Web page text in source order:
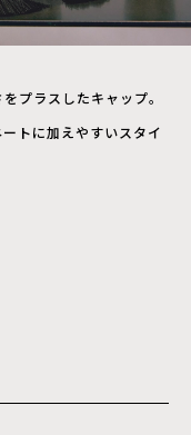
プラスしたキャップ。
トに加えやすいスタイ